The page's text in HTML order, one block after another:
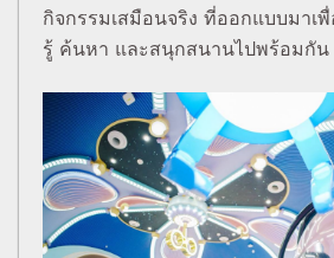
กิจกรรมเสมือนจริง ที่ออกแบบมาเพื่
รู้ ค้นหา และสนุกสนานไปพร้อมกัน